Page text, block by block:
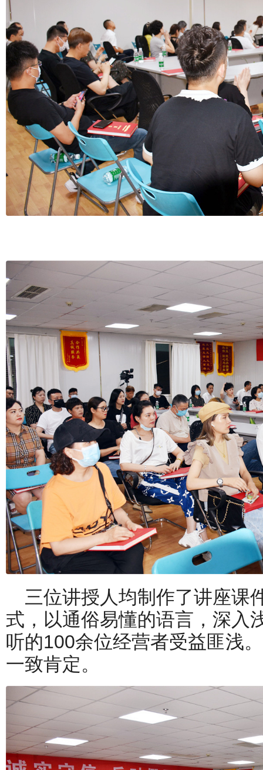
三位讲授人均制作了讲座课
式，以通俗易懂的语言，深入
听的100余位经营者受益匪浅
一致肯定。